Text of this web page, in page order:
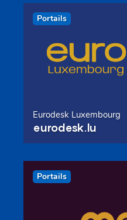
Portails
Eurodesk Luxembourg
eurodesk.lu
Portails